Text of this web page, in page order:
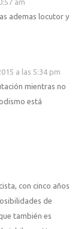
ademas locutor y
a las 5:34 pm
mientras no
está
con cinco años
de
también es